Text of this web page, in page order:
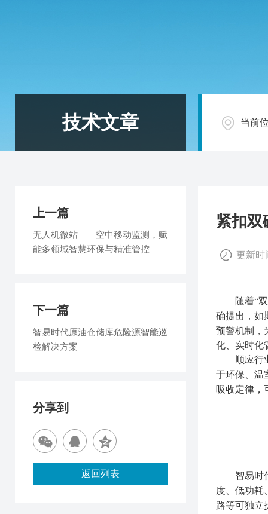
技术文章 当前
紧扣双
更新时
随着“
确提出，如
预警机制，
化、实时化
顺应行
于环保、温
吸收定律，
智易时
度、低功耗
路等可独立
上一篇
无人机微站——空中移动监测，赋
能多领域智慧环保与精准管控
下一篇
智易时代原油仓储库危险源智能巡
检解决方案
分享到
返回列表